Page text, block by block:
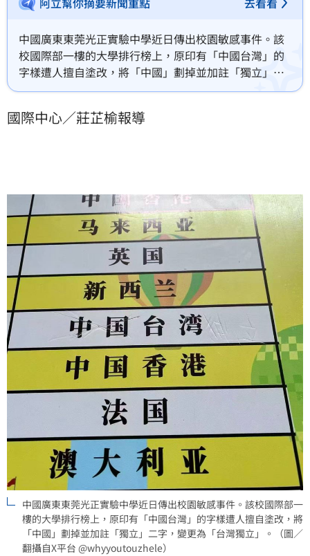
中國廣東東莞光正實驗中學近日傳出校園敏感事件。該
校國際部一樓的大學排行榜上，原印有「中國台灣」的
字樣遭人擅自塗改，將「中國」劃掉並加註「獨立」二
字，變更為「台灣獨立」。此照片經社群平台X帳號「李
與熱議。不少網友驚呼「造反了」，同時也對塗改者的
國際中心／莊芷榆報導
中國廣東東莞光正實驗中學近日傳出校園敏感事件。該校國際部一
樓的大學排行榜上，原印有「中國台灣」的字樣遭人擅自塗改，將
「中國」劃掉並加註「獨立」二字，變更為「台灣獨立」。（圖／
翻攝自X平台 @whyyoutouzhele）